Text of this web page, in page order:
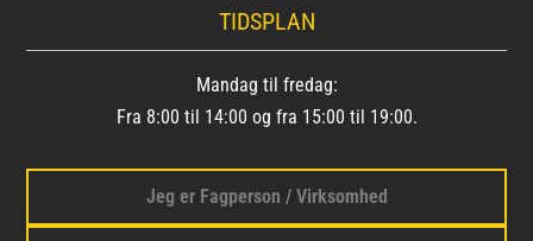
TIDSPLAN
Mandag til fredag:
Fra 8:00 til 14:00 og fra 15:00 til 19:00.
Jeg er Fagperson / Virksomhed